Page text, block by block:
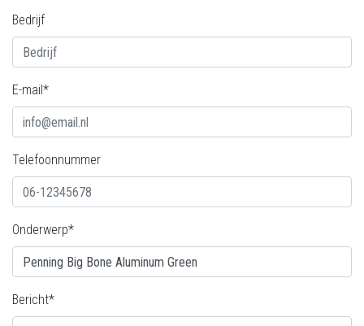
Bedrijf
E-mail*
Telefoonnummer
Onderwerp*
Bericht*